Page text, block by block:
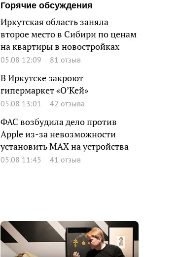
Горячие обсуждения
Иркутская область заняла
второе место в Сибири по ценам
на квартиры в новостройках
05.08 12:09 81 отзыв
В Иркутске закроют
гипермаркет «О’Кей»
05.08 13:01 42 отзыва
ФАС возбудила дело против
Apple из-за невозможности
установить MAX на устройства
05.08 11:45 41 отзыв